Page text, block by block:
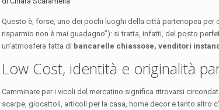
Questo è, forse, uno dei pochi luoghi della città partenopea per
risparmio non è mai guadagno”): si tratta, infatti, del posto
un’atmosfera fatta di bancarelle chiassose, venditori
Low Cost, identità e originalità
Camminare per i vicoli del mercatino significa ritrovarsi
scarpe, giocattoli, articoli per la casa, home decor e tanto altro